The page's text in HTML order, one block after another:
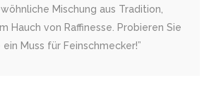
Mischung aus Tradition,
Hauch von Raffinesse. Probieren Sie
ein Muss für Feinschmecker!”